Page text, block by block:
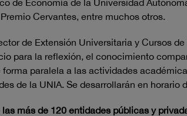
de Economía de la Universidad
Cervantes, entre muchos otros.
de Extensión Universitaria y Cursos de
para la reflexión, el conocimiento
paralela a las actividades
de la UNIA. Se desarrollarán en
más de 120 entidades públicas y